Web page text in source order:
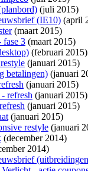
(juli 2015)
(IE10) (april
(maart 2015)
fase 3 (maart 2015)
(februari 2015)
(januari 2015)
betalingen) (januari
(januari 2015)
refresh (januari 2015)
(januari 2015)
(januari 2015)
restyle (januari
(december 2014)
2014)